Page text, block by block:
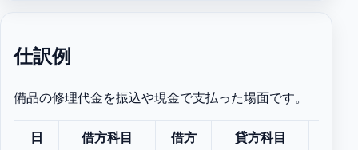
仕訳例
備品の修理代金を振込や現金で支払った場面です。
日
借方科目
借方
貸方科目